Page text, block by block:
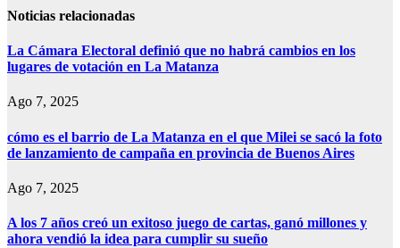
Noticias relacionadas
La Cámara Electoral definió que no habrá cambios en los
lugares de votación en La Matanza
Ago 7, 2025
cómo es el barrio de La Matanza en el que Milei se sacó la foto
de lanzamiento de campaña en provincia de Buenos Aires
Ago 7, 2025
A los 7 años creó un exitoso juego de cartas, ganó millones y
ahora vendió la idea para cumplir su sueño